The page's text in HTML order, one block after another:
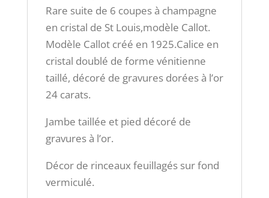
Rare suite de 6 coupes à champagne
en cristal de St Louis,modèle Callot.
Modèle Callot créé en 1925.Calice en
cristal doublé de forme vénitienne
taillé, décoré de gravures dorées à l’or
24 carats.
Jambe taillée et pied décoré de
gravures à l’or.
Décor de rinceaux feuillagés sur fond
vermiculé.